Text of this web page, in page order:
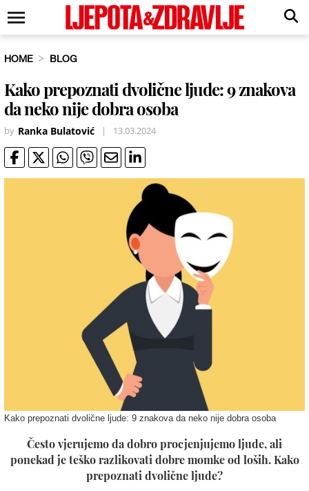
HOME BLOG
Kako prepoznati dvolične ljude: 9 znakova
da neko nije dobra osoba
by Ranka Bulatović | 13.03.2024
Kako prepoznati dvolične ljude: 9 znakova da neko nije dobra osoba
Često vjerujemo da dobro procjenjujemo ljude, ali
ponekad je teško razlikovati dobre momke od loših. Kako
prepoznati dvolične ljude?